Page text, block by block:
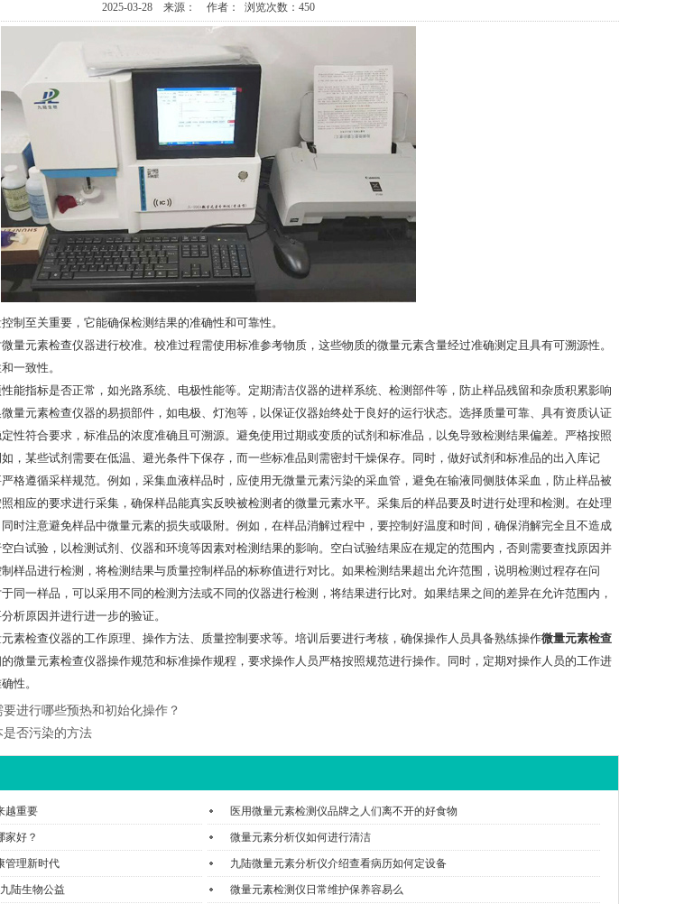
2025-03-28 来源： 作者： 浏览次数：450
制至关重要，它能确保检测结果的准确性和可靠性。
量元素检查仪器进行校准。校准过程需使用标准参考物质，这些物质的微量元素含量经过准确测定且具有可溯源性。
一致性。
能指标是否正常，如光路系统、电极性能等。定期清洁仪器的进样系统、检测部件等，防止样品残留和杂质积累影响
量元素检查仪器的易损部件，如电极、灯泡等，以保证仪器始终处于良好的运行状态。选择质量可靠、具有资质认证
性符合要求，标准品的浓度准确且可溯源。避免使用过期或变质的试剂和标准品，以免导致检测结果偏差。严格按照
，某些试剂需要在低温、避光条件下保存，而一些标准品则需密封干燥保存。同时，做好试剂和标准品的出入库记
格遵循采样规范。例如，采集血液样品时，应使用无微量元素污染的采血管，避免在输液同侧肢体采血，防止样品被
相应的要求进行采集，确保样品能真实反映被检测者的微量元素水平。采集后的样品要及时进行处理和检测。在处理
时注意避免样品中微量元素的损失或吸附。例如，在样品消解过程中，要控制好温度和时间，确保消解完全且不造成
白试验，以检测试剂、仪器和环境等因素对检测结果的影响。空白试验结果应在规定的范围内，否则需要查找原因并
样品进行检测，将检测结果与质量控制样品的标称值进行对比。如果检测结果超出允许范围，说明检测过程存在问
同一样品，可以采用不同的检测方法或不同的仪器进行检测，将结果进行比对。如果结果之间的差异在允许范围内，
析原因并进行进一步的验证。
素检查仪器的工作原理、操作方法、质量控制要求等。培训后要进行考核，确保操作人员具备熟练操作微量元素检查
微量元素检查仪器操作规范和标准操作规程，要求操作人员严格按照规范进行操作。同时，定期对操作人员的工作进
性。
进行哪些预热和初始化操作？
否污染的方法
越重要 医用微量元素检测仪品牌之人们离不开的好食物
家好？ 微量元素分析仪如何进行清洁
管理新时代 九陆微量元素分析仪介绍查看病历如何定设备
陆生物公益 微量元素检测仪日常维护保养容易么